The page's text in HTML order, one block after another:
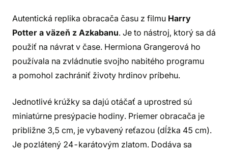
Autentická replika obracača času z filmu Harry
Potter a väzeň z Azkabanu. Je to nástroj, ktorý sa dá
použiť na návrat v čase. Hermiona Grangerová ho
používala na zvládnutie svojho nabitého programu
a pomohol zachrániť životy hrdinov príbehu.
Jednotlivé krúžky sa dajú otáčať a uprostred sú
miniatúrne presýpacie hodiny. Priemer obracača je
približne 3,5 cm, je vybavený reťazou (dĺžka 45 cm).
Je pozlátený 24-karátovým zlatom. Dodáva sa